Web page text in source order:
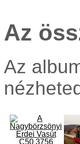
Az
Az